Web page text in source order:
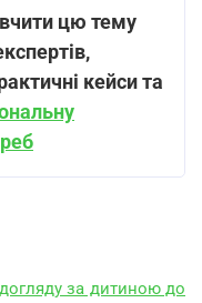
цю тему
кейси та
за дитиною до